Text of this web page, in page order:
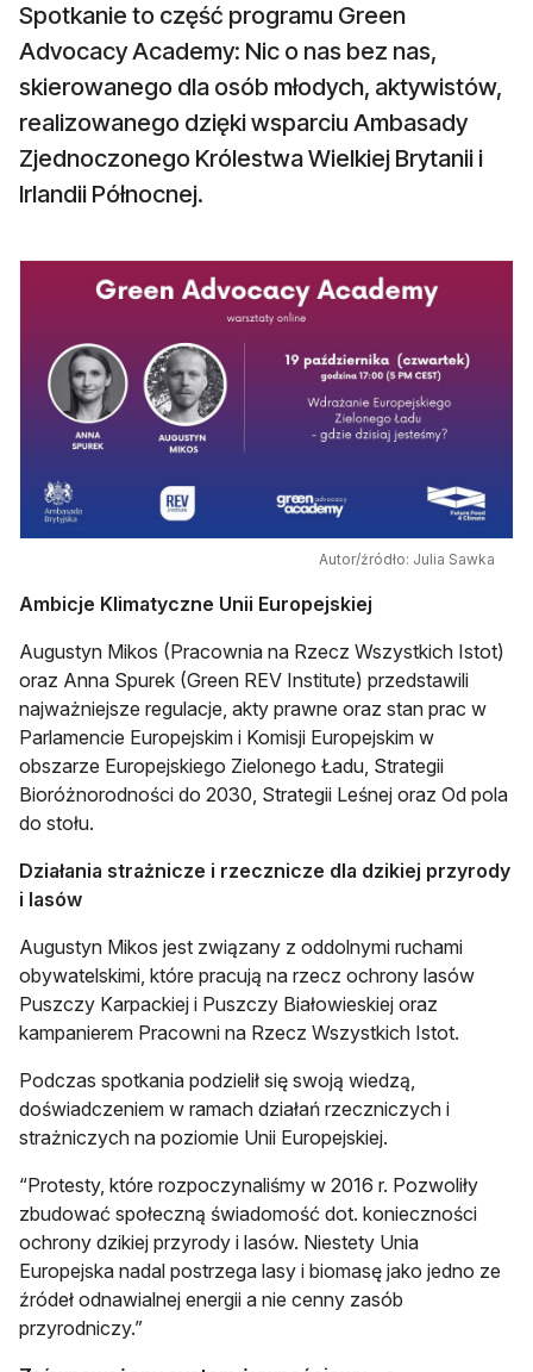
Spotkanie to część programu Green
Advocacy Academy: Nic o nas bez nas,
skierowanego dla osób młodych, aktywistów,
realizowanego dzięki wsparciu Ambasady
Zjednoczonego Królestwa Wielkiej Brytanii i
Irlandii Północnej.
Autor/źródło: Julia Sawka
Ambicje Klimatyczne Unii Europejskiej
Augustyn Mikos (Pracownia na Rzecz Wszystkich Istot)
oraz Anna Spurek (Green REV Institute) przedstawili
najważniejsze regulacje, akty prawne oraz stan prac w
Parlamencie Europejskim i Komisji Europejskim w
obszarze Europejskiego Zielonego Ładu, Strategii
Bioróżnorodności do 2030, Strategii Leśnej oraz Od pola
do stołu.
Działania strażnicze i rzecznicze dla dzikiej przyrody
i lasów
Augustyn Mikos jest związany z oddolnymi ruchami
obywatelskimi, które pracują na rzecz ochrony lasów
Puszczy Karpackiej i Puszczy Białowieskiej oraz
kampanierem Pracowni na Rzecz Wszystkich Istot.
Podczas spotkania podzielił się swoją wiedzą,
doświadczeniem w ramach działań rzeczniczych i
strażniczych na poziomie Unii Europejskiej.
“Protesty, które rozpoczynaliśmy w 2016 r. Pozwoliły
zbudować społeczną świadomość dot. konieczności
ochrony dzikiej przyrody i lasów. Niestety Unia
Europejska nadal postrzega lasy i biomasę jako jedno ze
źródeł odnawialnej energii a nie cenny zasób
przyrodniczy.”